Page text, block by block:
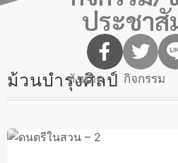
เพิ่มเพื่อน
ประชา
ม้วนบำรุงศิลป์
ทังหมด กิจกรรม